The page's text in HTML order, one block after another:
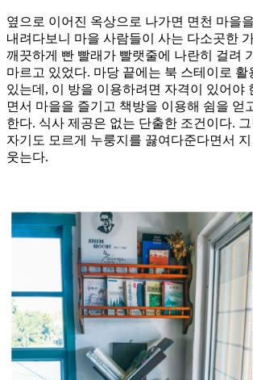
옆으로 이어진 옥상으로 나가면 면천 마을
내려다보니 마을 사람들이 사는 다소곳한
깨끗하게 빤 빨래가 빨랫줄에 나란히 걸려
마르고 있었다. 마당 끝에는 북 스테이로 활
있는데, 이 방을 이용하려면 자격이 있어야
면서 마을을 즐기고 책방을 이용해 쉼을 얻
한다. 식사 제공은 없는 단출한 조건이다.
자기도 모르게 누룽지를 끓여다준다면서
웃는다.